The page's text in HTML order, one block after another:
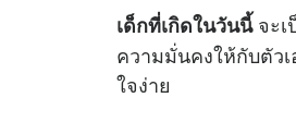
เด็กที่เกิดในวันนี้จะเ
ความมั่นคงให้กับตัว
ใจง่าย